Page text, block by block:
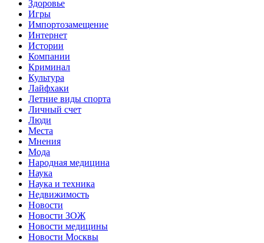
Здоровье
Игры
Импортозамещение
Интернет
Истории
Компании
Криминал
Культура
Лайфхаки
Летние виды спорта
Личный счет
Люди
Места
Мнения
Мода
Народная медицина
Наука
Наука и техника
Недвижимость
Новости
Новости ЗОЖ
Новости медицины
Новости Москвы